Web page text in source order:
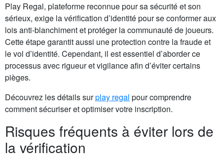
Play Regal, plateforme reconnue pour sa sécurité et son
sérieux, exige la vérification d’identité pour se conformer aux
lois anti-blanchiment et protéger la communauté de joueurs.
Cette étape garantit aussi une protection contre la fraude et
le vol d’identité. Cependant, il est essentiel d’aborder ce
processus avec rigueur et vigilance afin d’éviter certains
pièges.
Découvrez les détails surplay regal pour comprendre
comment sécuriser et optimiser votre inscription.
Risques fréquents à éviter lors de
la vérification